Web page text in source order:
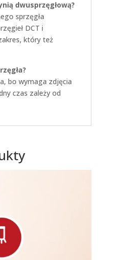
dwusprzęgłową?
sprzęgła
DCT i
który też
bo wymaga zdjęcia
czas zależy od